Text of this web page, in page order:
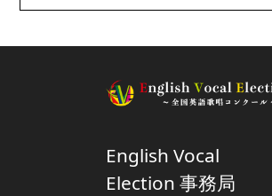
‍English Vocal
Election 事務局